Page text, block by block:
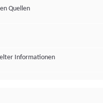
Quellen
Informationen